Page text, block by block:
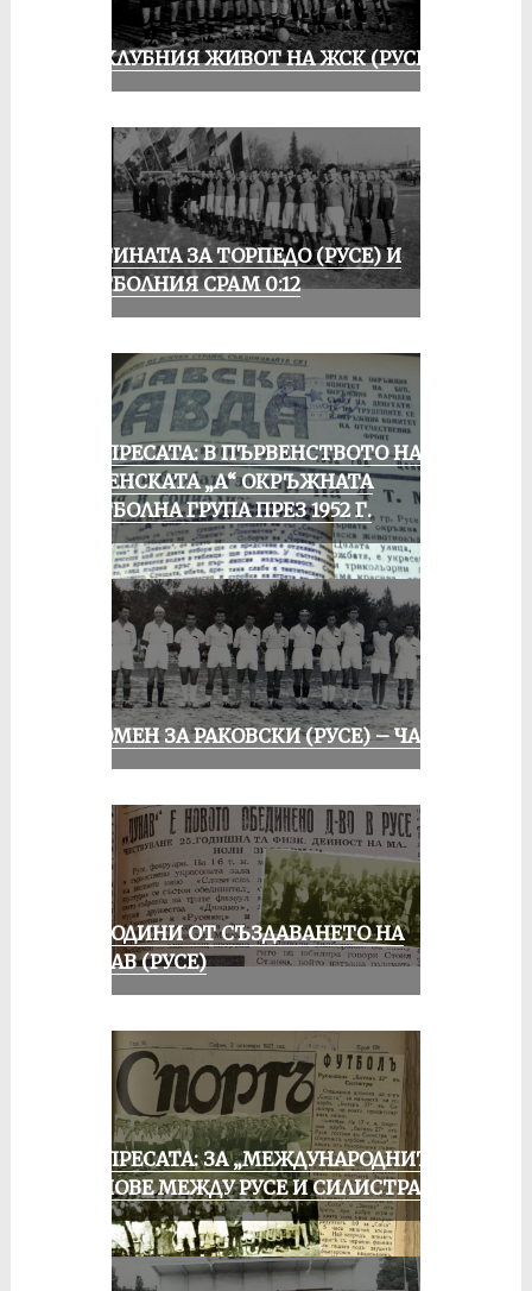
ИЗ КЛУБНИЯ ЖИВОТ НА ЖСК (РУСЕ)
ИСТИНАТА ЗА ТОРПЕДО (РУСЕ) И
ФУТБОЛНИЯ СРАМ 0:12
ОТ ПРЕСАТА: В ПЪРВЕНСТВОТО НА
РУСЕНСКАТА „А“ ОКРЪЖНАТА
ФУТБОЛНА ГРУПА ПРЕЗ 1952 Г.
СПОМЕН ЗА РАКОВСКИ (РУСЕ) – ЧАСТ I
70 ГОДИНИ ОТ СЪЗДАВАНЕТО НА
ДУНАВ (РУСЕ)
ОТ ПРЕСАТА: ЗА „МЕЖДУНАРОДНИТЕ“
МАЧОВЕ МЕЖДУ РУСЕ И СИЛИСТРА